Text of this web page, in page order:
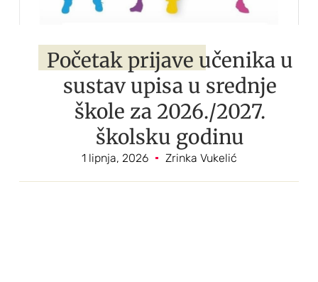
Početak prijave učenika u
sustav upisa u srednje
škole za 2026./2027.
školsku godinu
1 lipnja, 2026 Zrinka Vukelić